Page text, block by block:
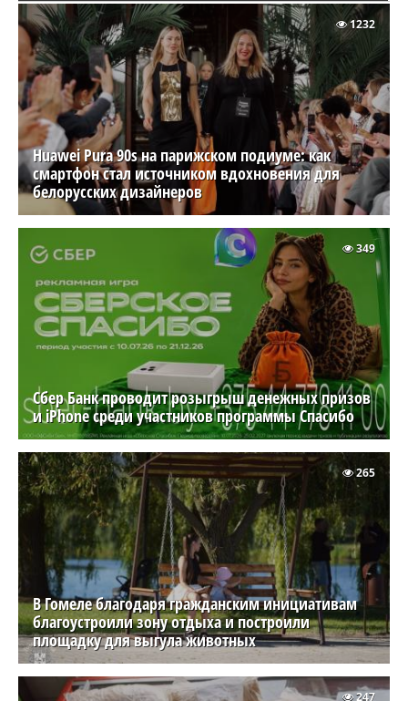
Huawei Pura 90s на парижском подиуме: как
смартфон стал источником вдохновения для
белорусских дизайнеров
1232
Сбер Банк проводит розыгрыш денежных призов
и iPhone среди участников программы Спасибо
349
В Гомеле благодаря гражданским инициативам
благоустроили зону отдыха и построили
площадку для выгула животных
265
247